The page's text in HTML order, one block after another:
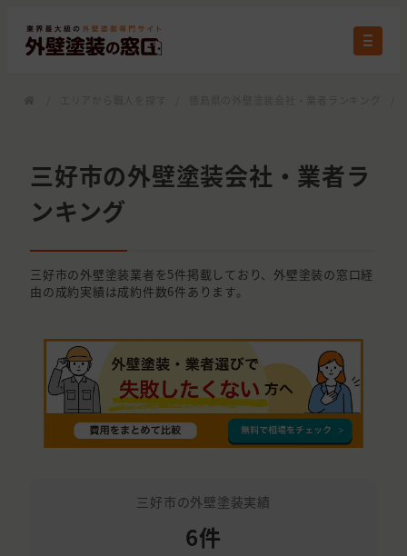
三好市の外壁塗装会社・業者ラ
ンキング
三好市の外壁塗装業者を5件掲載しており、外壁塗装の窓口経
由の成約実績は成約件数6件あります。
三好市の外壁塗装実績
6件